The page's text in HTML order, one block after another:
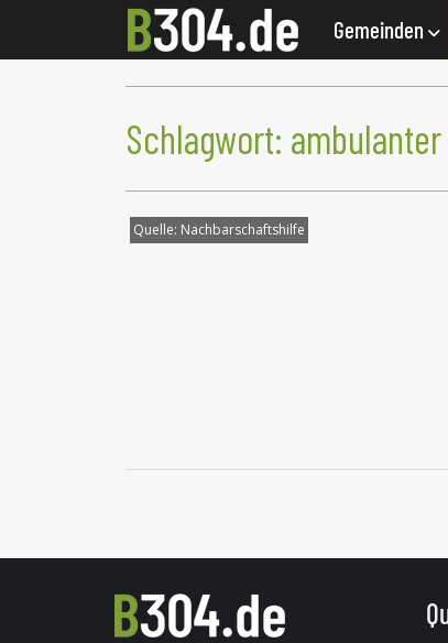
Gemeinden
Schlagwort:
Quelle: Nachbarschaftshilfe